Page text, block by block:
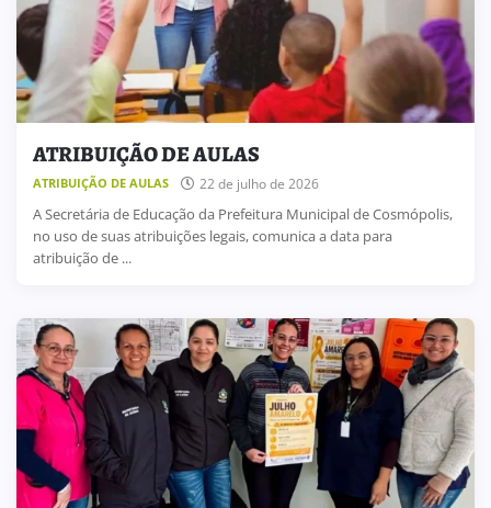
ATRIBUIÇÃO DE AULAS
ATRIBUIÇÃO DE AULAS 22 de julho de 2026
A Secretária de Educação da Prefeitura Municipal de Cosmópolis,
no uso de suas atribuições legais, comunica a data para
atribuição de ...